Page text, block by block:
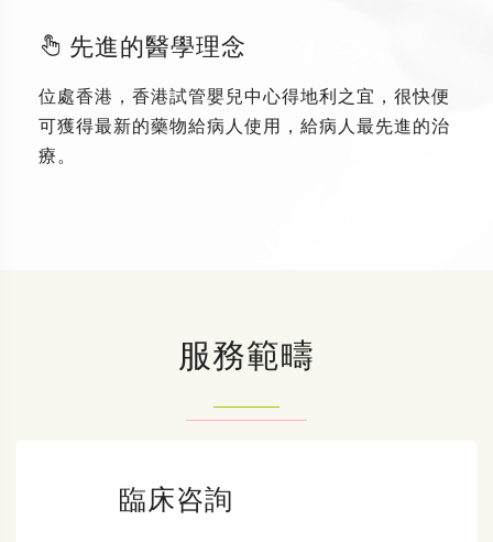
先進的醫學理念
位處香港，香港試管嬰兒中心得地利之宜，很快便
可獲得最新的藥物給病人使用，給病人最先進的治
療。
服務範疇
臨床咨詢